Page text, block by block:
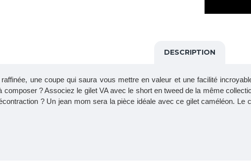
DESCRIPTION
une coupe qui saura vous mettre en valeur et une facilité
? Associez le gilet VA avec le short en tweed de la même
? Un jean mom sera la pièce idéale avec ce gilet caméléon.